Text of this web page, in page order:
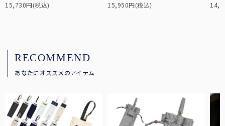
15,730円(税込)
15,950円(税込)
RECOMMEND
あなたにオススメのアイテム